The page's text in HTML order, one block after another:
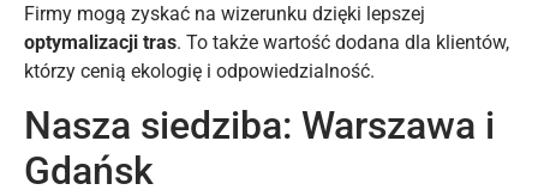
Firmy mogą zyskać na wizerunku dzięki lepszej
optymalizacji tras. To także wartość dodana dla klientów,
którzy cenią ekologię i odpowiedzialność.
Nasza siedziba: Warszawa i
Gdańsk